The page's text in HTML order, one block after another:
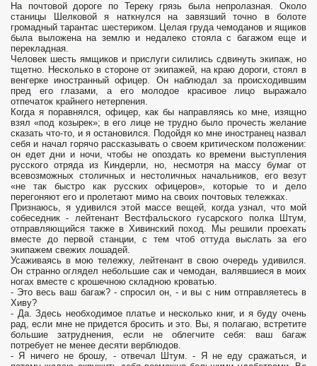
На почтовой дороге по Тереку грязь была непролазная. Около
станицы Шелковой я наткнулся на завязший точно в болоте
громадный тарантас шестериком. Целая груда чемоданов и ящиков
была выложена на землю и недалеко стояла с багажом еще и
перекладная.
Человек шесть ямщиков и прислуги силились сдвинуть экипаж, но
тщетно. Несколько в стороне от экипажей, на краю дороги, стоял в
венгерке иностранный офицер. Он наблюдал за происходившим
пред его глазами, а его молодое красивое лицо выражало
отпечаток крайнего нетерпения.
Когда я поравнялся, офицер, как бы направляясь ко мне, изящно
взял «под козырек»; в его лице не трудно было прочесть желание
сказать что-то, и я остановился. Подойдя ко мне иностранец назвал
себя и начал горячо рассказывать о своем критическом положении:
он едет дни и ночи, чтобы не опоздать ко времени выступления
русского отряда из Киндерли, но, несмотря на массу бумаг от
всевозможных столичных и нестоличных начальников, его везут
«не так быстро как русских офицеров», которые то и дело
перегоняют его и пролетают мимо на своих почтовых тележках.
Признаюсь, я удивился этой массе вещей, когда узнал, что мой
собеседник - лейтенант Вестфальского гусарского полка Штум,
отправляющийся также в Хивинский поход. Мы решили проехать
вместе до первой станции, с тем чтоб оттуда выслать за его
экипажем свежих лошадей.
Усаживаясь в мою тележку, лейтенант в свою очередь удивился.
Он странно оглядел небольшие сак и чемодан, валявшиеся в моих
ногах вместе с крошечною складною кроватью.
- Это весь ваш багаж? - спросил он, - и вы с ним отправляетесь в
Хиву?
- Да. Здесь необходимое платье и несколько книг, и я буду очень
рад, если мне не придется бросить и это. Вы, я полагаю, встретите
большие затруднения, если не облегчите себя: ваш багаж
потребует не менее десяти верблюдов.
- Я ничего не брошу, - отвечал Штум. - Я не еду сражаться, и